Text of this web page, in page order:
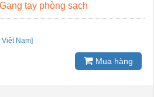
tay phòng sạch
Việt Nam]
Mua hàng